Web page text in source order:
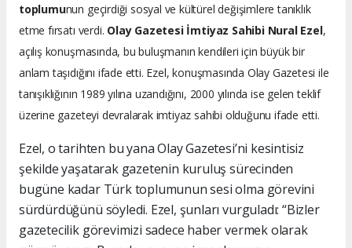
toplumunun geçirdiği sosyal ve kültürel değişimlere tanıklık
etme fırsatı verdi. Olay Gazetesi İmtiyaz Sahibi Nural Ezel,
açılış konuşmasında, bu buluşmanın kendileri için büyük bir
anlam taşıdığını ifade etti. Ezel, konuşmasında Olay Gazetesi ile
tanışıklığının 1989 yılına uzandığını, 2000 yılında ise gelen teklif
üzerine gazeteyi devralarak imtiyaz sahibi olduğunu ifade etti.
Ezel, o tarihten bu yana Olay Gazetesi’ni kesintisiz
şekilde yaşatarak gazetenin kuruluş sürecinden
bugüne kadar Türk toplumunun sesi olma görevini
sürdürdüğünü söyledi. Ezel, şunları vurguladı: “Bizler
gazetecilik görevimizi sadece haber vermek olarak